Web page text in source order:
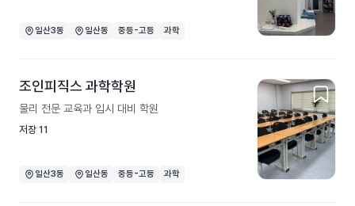
일산3동 일산동 중등-고등 과학
조인피직스 과학학원
물리 전문 교육과 입시 대비 학원
저장 11
일산3동 일산동 중등-고등 과학